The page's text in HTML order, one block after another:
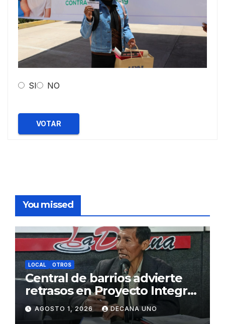
SI NO
VOTAR
You missed
LOCAL OTROS
Central de barrios advierte
retrasos en Proyecto Integral
de Agua y Alcantarillado para
Juliaca
AGOSTO 1, 2026 DECANA UNO